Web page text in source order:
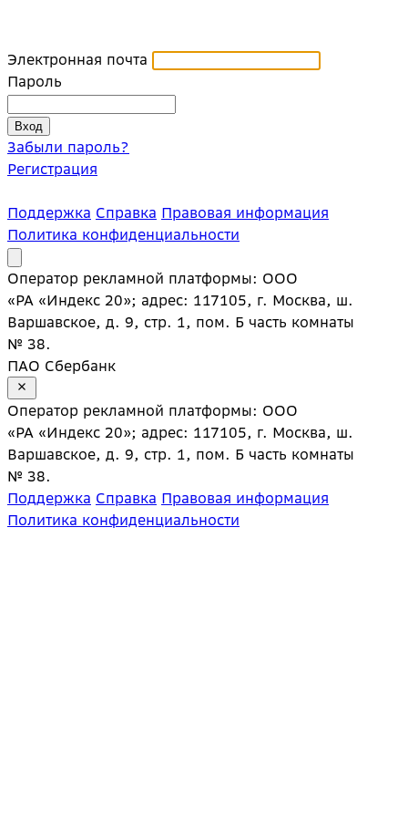
Электронная почта
Пароль
Забыли пароль?
Регистрация
Поддержка Справка Правовая информация
Политика конфиденциальности
Оператор рекламной платформы: ООО
«РА «Индекс 20»; адрес: 117105, г. Москва, ш.
Варшавское, д. 9, стр. 1, пом. Б часть комнаты
№ 38.
ПАО Сбербанк
Оператор рекламной платформы: ООО
«РА «Индекс 20»; адрес: 117105, г. Москва, ш.
Варшавское, д. 9, стр. 1, пом. Б часть комнаты
№ 38.
Поддержка Справка Правовая информация
Политика конфиденциальности